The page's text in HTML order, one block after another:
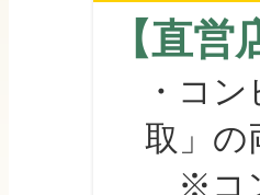
【直
・コン
取」の
※コン